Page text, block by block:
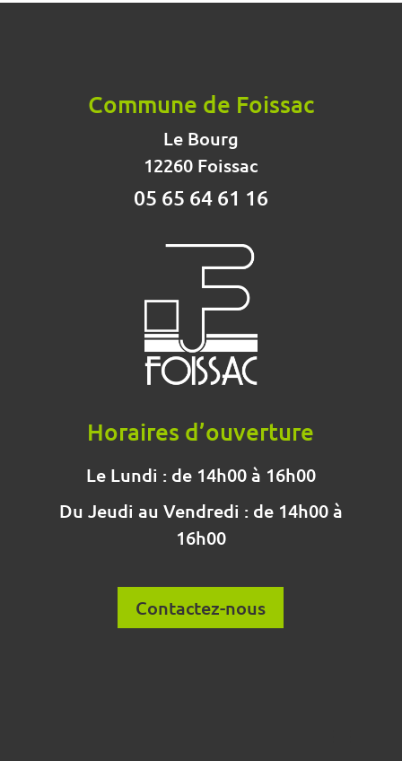
Commune de Foissac
Le Bourg
12260 Foissac
05 65 64 61 16
Horaires d’ouverture
Le Lundi : de 14h00 à 16h00
Du Jeudi au Vendredi : de 14h00 à
16h00
Contactez-nous